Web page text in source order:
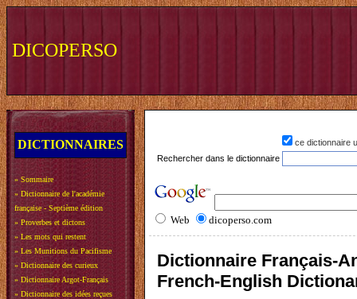
DICOPERSO
DICTIONNAIRES
» Sommaire
» Dictionnaire de l'académie
française - Septième édition
» Proverbes et dictons
» Les mots qui restent
» Les Munitions du Pacifisme
» Dictionnaire des curieux
» Dictionnaire Argot-Français
» Dictionnaire des idées reçues
ce dictionnaire
Rechercher dans le dictionnaire
Web dicoperso.com
Dictionnaire Français-
French-English